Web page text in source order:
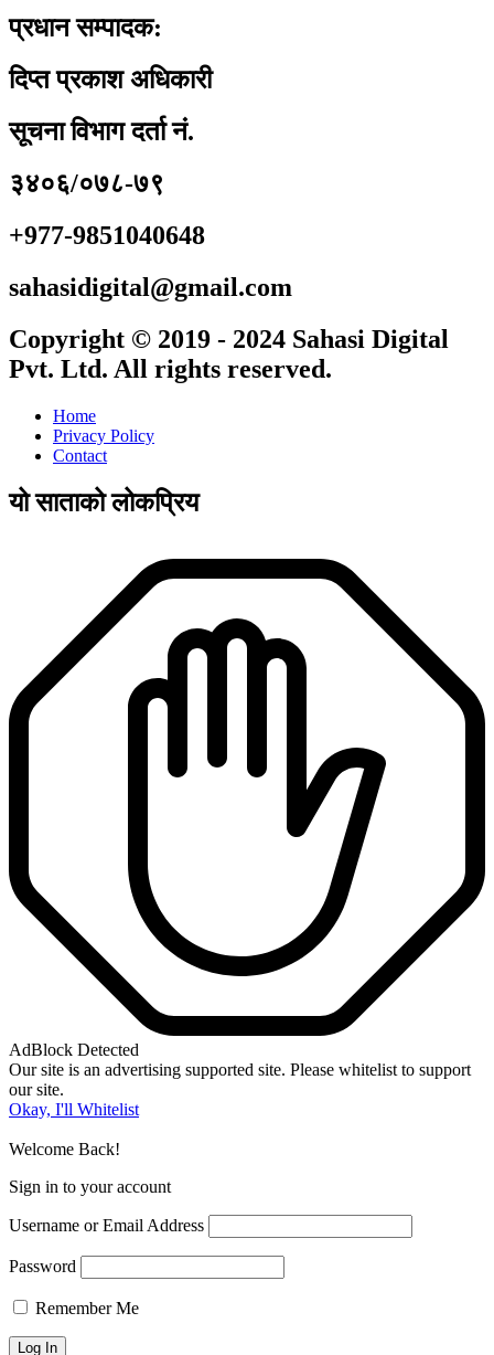
प्रधान सम्पादक:
दिप्त प्रकाश अधिकारी
सूचना विभाग दर्ता नं.
३४०६/०७८-७९
+977-9851040648
sahasidigital@gmail.com
Copyright © 2019 - 2024 Sahasi Digital
Pvt. Ltd. All rights reserved.
Home
Privacy Policy
Contact
यो साताको लोकप्रिय
AdBlock Detected
Our site is an advertising supported site. Please whitelist to support
our site.
Okay, I'll Whitelist
Welcome Back!
Sign in to your account
Username or Email Address
Password
Remember Me